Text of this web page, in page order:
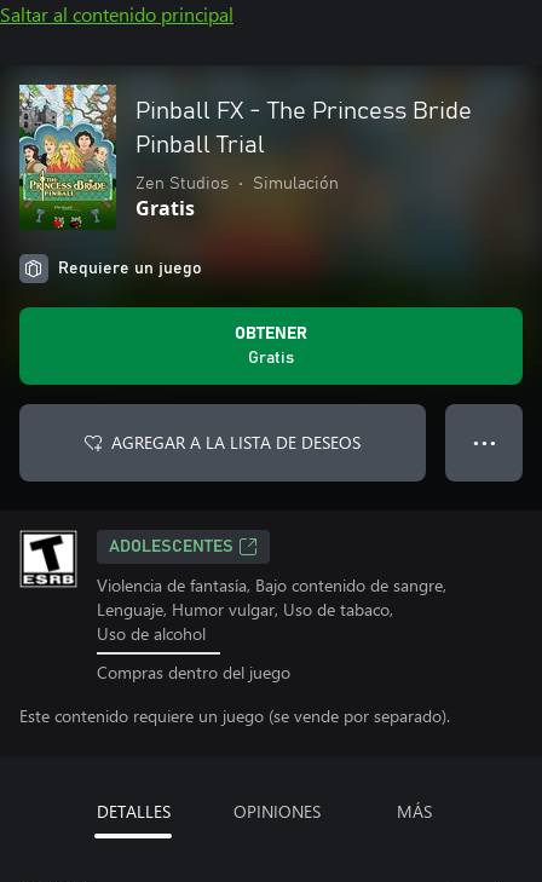
Saltar al contenido principal
Pinball FX - The Princess Bride
Pinball Trial
Zen Studios • Simulación
Gratis
Requiere un juego
OBTENER
Gratis
AGREGAR A LA LISTA DE DESEOS ● ● ●
ADOLESCENTES
Violencia de fantasía, Bajo contenido de sangre,
Lenguaje, Humor vulgar, Uso de tabaco,
Uso de alcohol
Compras dentro del juego
Este contenido requiere un juego (se vende por separado).
DETALLES OPINIONES MÁS